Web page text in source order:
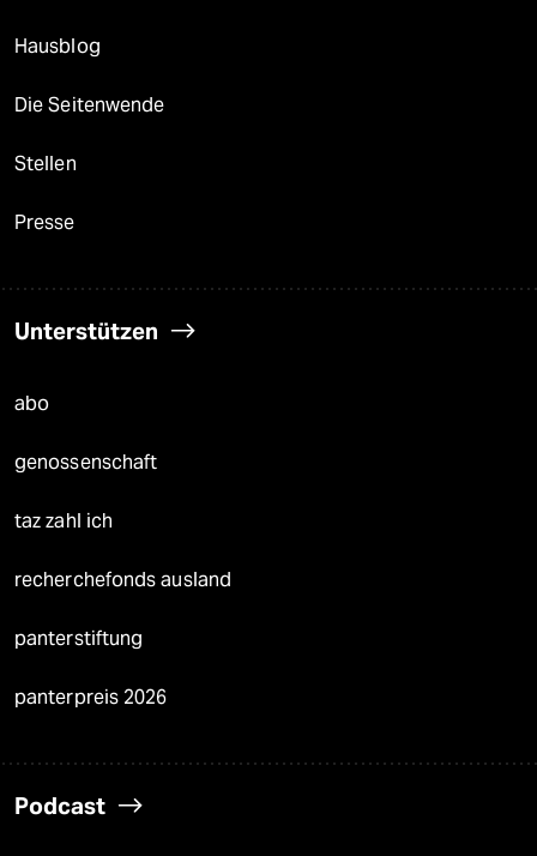
Hausblog
Die Seitenwende
Stellen
Presse
Unterstützen
abo
genossenschaft
taz zahl ich
recherchefonds ausland
panterstiftung
panterpreis 2026
Podcast